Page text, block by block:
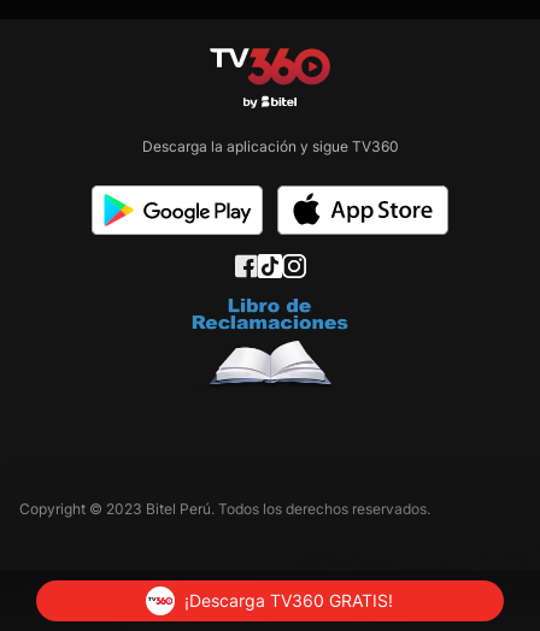
Descarga la aplicación y sigue TV360
Copyright © 2023 Bitel Perú. Todos los derechos reservados.
¡Descarga TV360 GRATIS!